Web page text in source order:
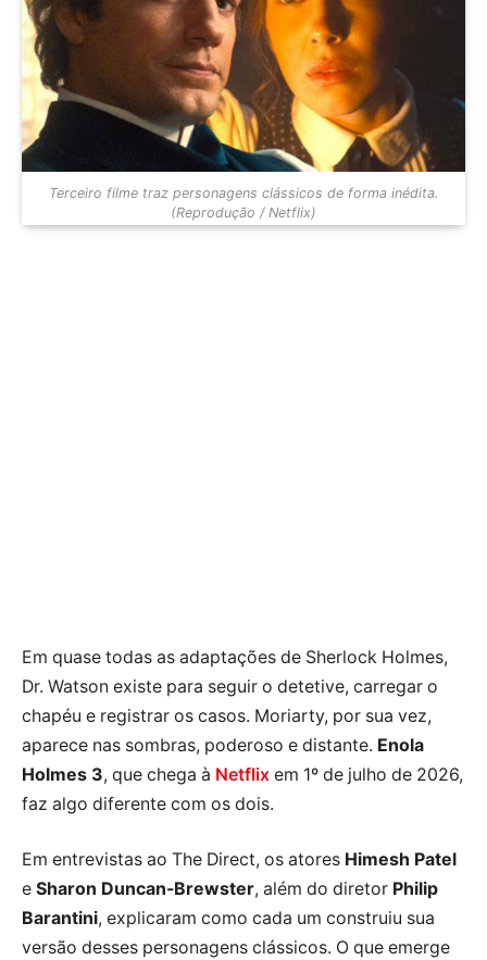
Terceiro filme traz personagens clássicos de forma inédita.
(Reprodução / Netflix)
Em quase todas as adaptações de Sherlock Holmes,
Dr. Watson existe para seguir o detetive, carregar o
chapéu e registrar os casos. Moriarty, por sua vez,
aparece nas sombras, poderoso e distante. Enola
Holmes 3, que chega à Netflix em 1º de julho de 2026,
faz algo diferente com os dois.
Em entrevistas ao The Direct, os atores Himesh Patel
e Sharon Duncan-Brewster, além do diretor Philip
Barantini, explicaram como cada um construiu sua
versão desses personagens clássicos. O que emerge